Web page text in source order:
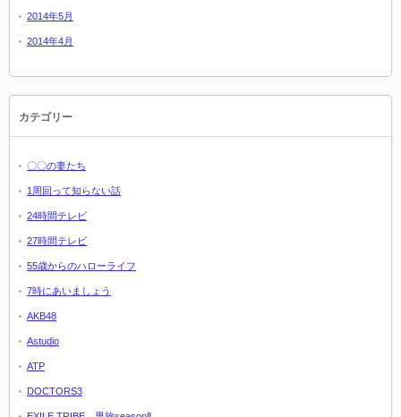
2014年5月
2014年4月
カテゴリー
〇〇の妻たち
1周回って知らない話
24時間テレビ
27時間テレビ
55歳からのハローライフ
7時にあいましょう
AKB48
Astudio
ATP
DOCTORS3